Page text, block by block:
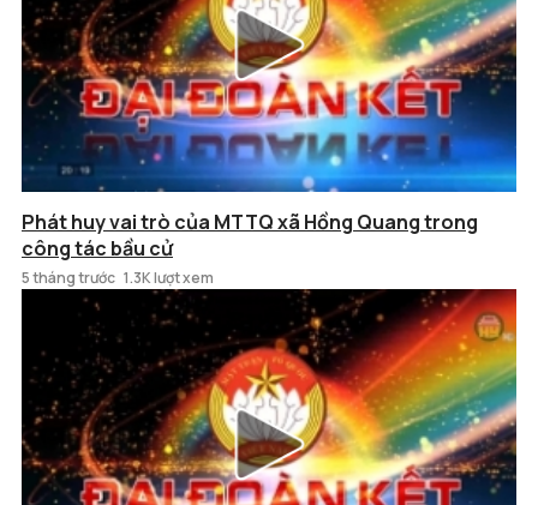
Phát huy vai trò của MTTQ xã Hồng Quang trong
công tác bầu cử
5 tháng trước 1.3K lượt xem